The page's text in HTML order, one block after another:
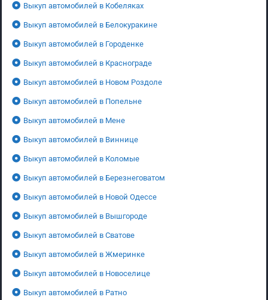
Выкуп автомобилей в Кобеляках
Выкуп автомобилей в Белокуракине
Выкуп автомобилей в Городенке
Выкуп автомобилей в Краснограде
Выкуп автомобилей в Новом Роздоле
Выкуп автомобилей в Попельне
Выкуп автомобилей в Мене
Выкуп автомобилей в Виннице
Выкуп автомобилей в Коломые
Выкуп автомобилей в Березнеговатом
Выкуп автомобилей в Новой Одессе
Выкуп автомобилей в Вышгороде
Выкуп автомобилей в Сватове
Выкуп автомобилей в Жмеринке
Выкуп автомобилей в Новоселице
Выкуп автомобилей в Ратно